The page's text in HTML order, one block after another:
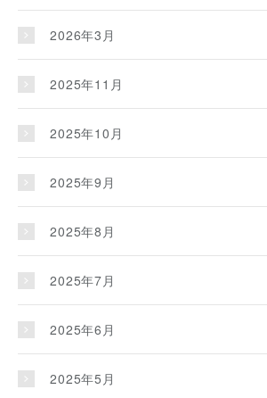
2026年3月
2025年11月
2025年10月
2025年9月
2025年8月
2025年7月
2025年6月
2025年5月